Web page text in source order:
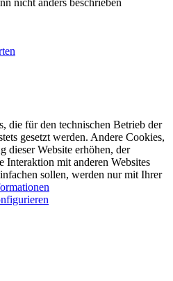
die für den technischen Betrieb der
gesetzt werden. Andere Cookies,
dieser Website erhöhen, der
mit anderen Websites
sollen, werden nur mit Ihrer